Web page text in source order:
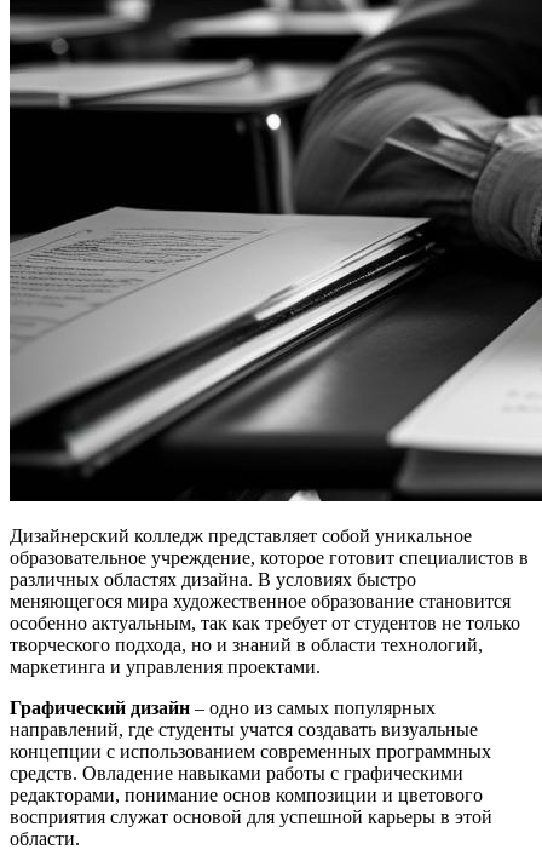
Дизайнерский колледж представляет собой уникальное
образовательное учреждение, которое готовит специалистов в
различных областях дизайна. В условиях быстро
меняющегося мира художественное образование становится
особенно актуальным, так как требует от студентов не только
творческого подхода, но и знаний в области технологий,
маркетинга и управления проектами.
Графический дизайн – одно из самых популярных
направлений, где студенты учатся создавать визуальные
концепции с использованием современных программных
средств. Овладение навыками работы с графическими
редакторами, понимание основ композиции и цветового
восприятия служат основой для успешной карьеры в этой
области.